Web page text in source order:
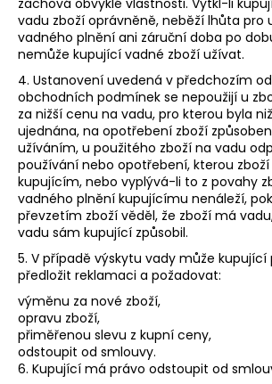
vadu zboží oprávněně, neběží lhůta pro
vadného plnění ani záruční doba po
nemůže kupující vadné zboží užívat.
4. Ustanovení uvedená v předchozím
obchodních podmínek se nepoužijí u
za nižší cenu na vadu, pro kterou byla
ujednána, na opotřebení zboží
užíváním, u použitého zboží na vadu
používání nebo opotřebení, kterou
kupujícím, nebo vyplývá-li to z povahy
vadného plnění kupujícímu nenáleží,
převzetím zboží věděl, že zboží má
vadu sám kupující způsobil.
5. V případě výskytu vady může
předložit reklamaci a požadovat:
výměnu za nové zboží,
opravu zboží,
přiměřenou slevu z kupní ceny,
odstoupit od smlouvy.
6. Kupující má právo odstoupit od